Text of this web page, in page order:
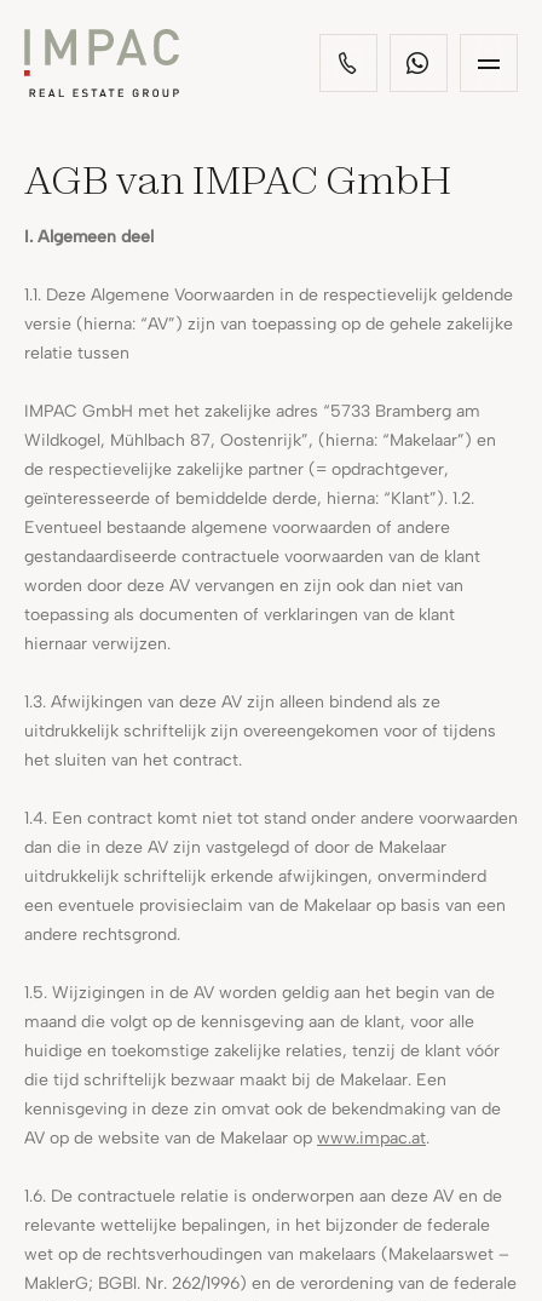
AGB van IMPAC GmbH
I. Algemeen deel
1.1. Deze Algemene Voorwaarden in de respectievelijk geldende
versie (hierna: “AV”) zijn van toepassing op de gehele zakelijke
relatie tussen
IMPAC GmbH met het zakelijke adres “5733 Bramberg am
Wildkogel, Mühlbach 87, Oostenrijk”, (hierna: “Makelaar”) en
de respectievelijke zakelijke partner (= opdrachtgever,
geïnteresseerde of bemiddelde derde, hierna: “Klant”). 1.2.
Eventueel bestaande algemene voorwaarden of andere
gestandaardiseerde contractuele voorwaarden van de klant
worden door deze AV vervangen en zijn ook dan niet van
toepassing als documenten of verklaringen van de klant
hiernaar verwijzen.
1.3. Afwijkingen van deze AV zijn alleen bindend als ze
uitdrukkelijk schriftelijk zijn overeengekomen voor of tijdens
het sluiten van het contract.
1.4. Een contract komt niet tot stand onder andere voorwaarden
dan die in deze AV zijn vastgelegd of door de Makelaar
uitdrukkelijk schriftelijk erkende afwijkingen, onverminderd
een eventuele provisieclaim van de Makelaar op basis van een
andere rechtsgrond.
1.5. Wijzigingen in de AV worden geldig aan het begin van de
maand die volgt op de kennisgeving aan de klant, voor alle
huidige en toekomstige zakelijke relaties, tenzij de klant vóór
die tijd schriftelijk bezwaar maakt bij de Makelaar. Een
kennisgeving in deze zin omvat ook de bekendmaking van de
AV op de website van de Makelaar op www.impac.at.
1.6. De contractuele relatie is onderworpen aan deze AV en de
relevante wettelijke bepalingen, in het bijzonder de federale
wet op de rechtsverhoudingen van makelaars (Makelaarswet –
MaklerG; BGBl. Nr. 262/1996) en de verordening van de federale